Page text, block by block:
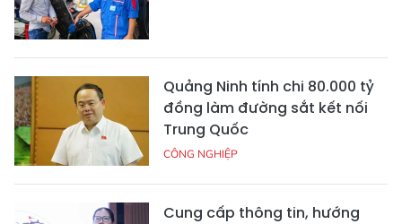
Quảng Ninh tính chi 80.000 tỷ
đồng làm đường sắt kết nối
Trung Quốc
CÔNG NGHIỆP
Cung cấp thông tin, hướng